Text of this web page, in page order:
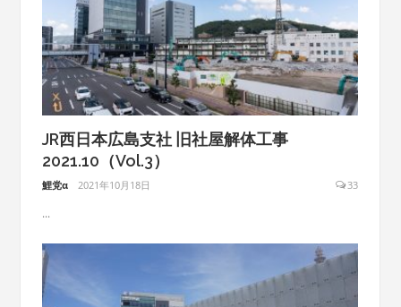
JR西日本広島支社 旧社屋解体工事
2021.10（Vol.3）
鯉党α 2021年10月18日 33
...